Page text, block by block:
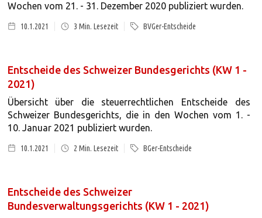
Wochen vom 21. - 31. Dezember 2020 publiziert wurden.
10.1.2021 3 Min. Lesezeit BVGer-Entscheide
Entscheide des Schweizer Bundesgerichts (KW 1 -
2021)
Übersicht über die steuerrechtlichen Entscheide des
Schweizer Bundesgerichts, die in den Wochen vom 1. -
10. Januar 2021 publiziert wurden.
10.1.2021 2 Min. Lesezeit BGer-Entscheide
Entscheide des Schweizer
Bundesverwaltungsgerichts (KW 1 - 2021)